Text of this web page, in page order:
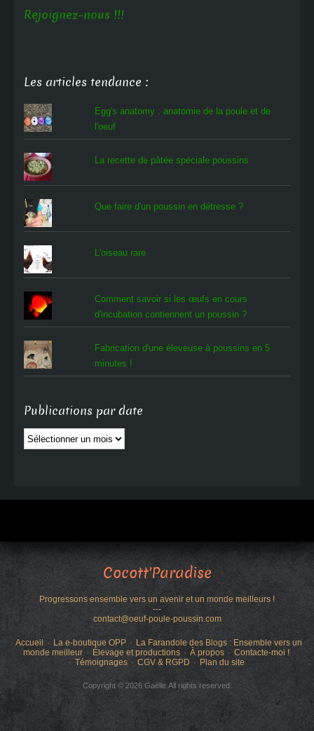
Rejoignez-nous !!!
Les articles tendance :
Egg's anatomy : anatomie de la poule et de
l'oeuf
La recette de pâtée spéciale poussins
Que faire d'un poussin en détresse ?
L'oiseau rare
Comment savoir si les œufs en cours
d'incubation contiennent un poussin ?
Fabrication d'une éleveuse à poussins en 5
minutes !
Publications par date
Publications
par
Cocott'Paradise
Progressons ensemble vers un avenir et un monde meilleurs !
---
contact@oeuf-poule-poussin.com
Accueil La e-boutique OPP
La Farandole des Blogs : Ensemble vers un
monde meilleur
Élevage et productions À propos
Contacte-moi !
Témoignages
CGV & RGPD Plan du site
Copyright © 2026 Gaëlle.All rights reserved.